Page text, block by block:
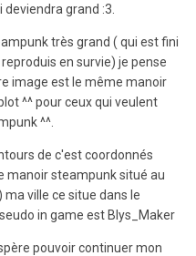
grand :3.
très grand ( qui est fini
en survie) je pense
image est le même manoir
^^ pour ceux qui veulent
^^.
de c'est coordonnés
manoir steampunk situé au
ma ville ce situe dans le
in game est Blys_Maker
pouvoir continuer mon